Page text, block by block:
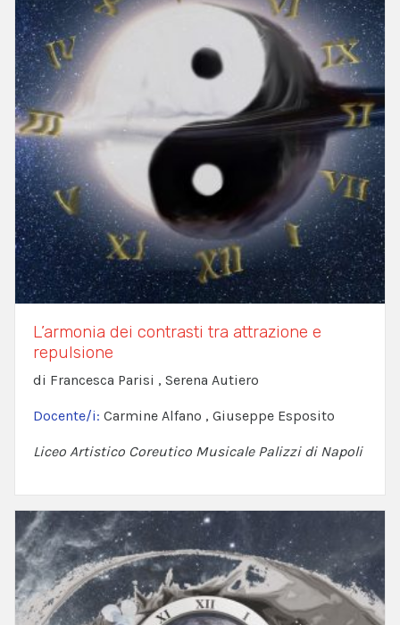
L’armonia dei contrasti tra attrazione e
repulsione
di Francesca Parisi , Serena Autiero
Docente/i: Carmine Alfano , Giuseppe Esposito
Liceo Artistico Coreutico Musicale Palizzi di Napoli